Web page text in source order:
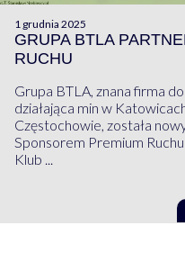
1 grudnia 2025
GRUPA BTLA
RUCHU
Grupa BTLA, znana firma
działająca min w
Częstochowie, została
Sponsorem Premium
Klub ...